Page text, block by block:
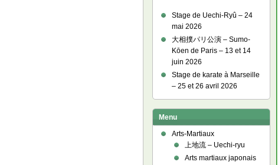
Stage de Uechi-Ryû – 24
mai 2026
大相撲パリ公演 – Sumo-
Kōen de Paris – 13 et 14
juin 2026
Stage de karate à Marseille
– 25 et 26 avril 2026
Menu
Arts-Martiaux
上地流 – Uechi-ryu
Arts martiaux japonais